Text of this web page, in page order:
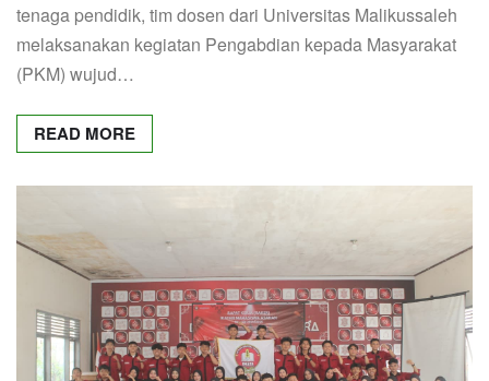
tenaga pendidik, tim dosen dari Universitas Malikussaleh
melaksanakan kegiatan Pengabdian kepada Masyarakat
(PKM) wujud…
READ MORE